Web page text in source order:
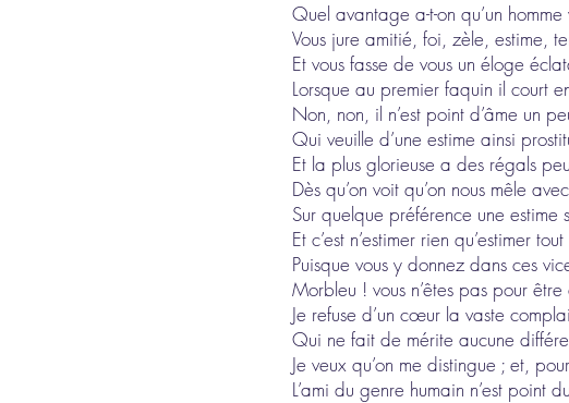
Quel avantage a-t-on qu’un homme
Vous jure amitié, foi, zèle, estime,
Et vous fasse de vous un éloge
Lorsque au premier faquin il court
Non, non, il n’est point d’âme un
Qui veuille d’une estime ainsi
Et la plus glorieuse a des régals
Dès qu’on voit qu’on nous mêle
Sur quelque préférence une estime
Et c’est n’estimer rien qu’estimer
Puisque vous y donnez dans ces
Morbleu ! vous n’êtes pas pour
Je refuse d’un cœur la vaste
Qui ne fait de mérite aucune
Je veux qu’on me distingue ; et,
L’ami du genre humain n’est point